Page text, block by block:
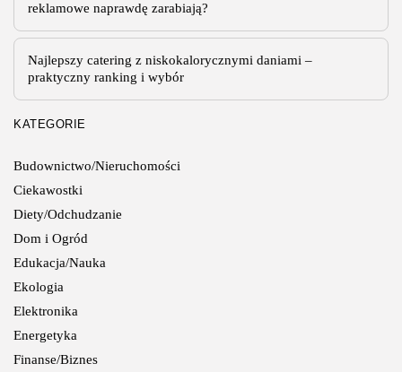
reklamowe naprawdę zarabiają?
Najlepszy catering z niskokalorycznymi daniami –
praktyczny ranking i wybór
KATEGORIE
Budownictwo/Nieruchomości
Ciekawostki
Diety/Odchudzanie
Dom i Ogród
Edukacja/Nauka
Ekologia
Elektronika
Energetyka
Finanse/Biznes